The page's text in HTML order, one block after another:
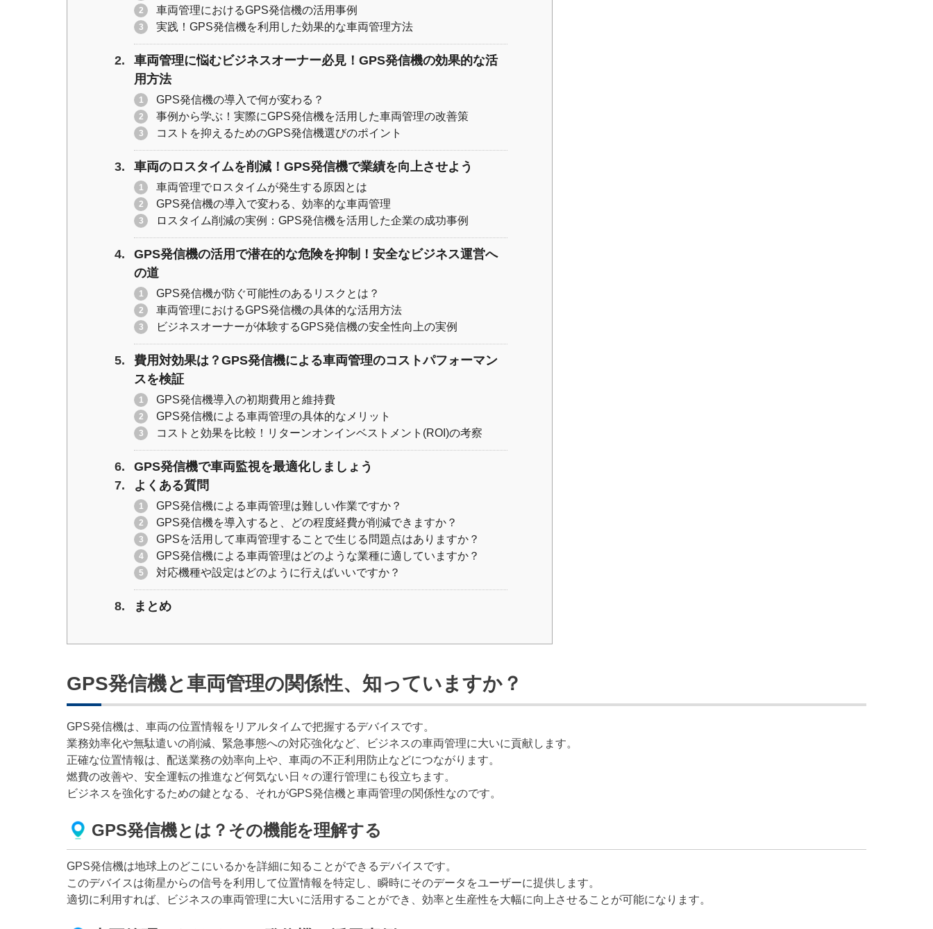
車両管理におけるGPS発信機の活用事例
実践！GPS発信機を利用した効果的な車両管理方法
車両管理に悩むビジネスオーナー必見！GPS発信機の効果的な活
用方法
GPS発信機の導入で何が変わる？
事例から学ぶ！実際にGPS発信機を活用した車両管理の改善策
コストを抑えるためのGPS発信機選びのポイント
車両のロスタイムを削減！GPS発信機で業績を向上させよう
車両管理でロスタイムが発生する原因とは
GPS発信機の導入で変わる、効率的な車両管理
ロスタイム削減の実例：GPS発信機を活用した企業の成功事例
GPS発信機の活用で潜在的な危険を抑制！安全なビジネス運営へ
の道
GPS発信機が防ぐ可能性のあるリスクとは？
車両管理におけるGPS発信機の具体的な活用方法
ビジネスオーナーが体験するGPS発信機の安全性向上の実例
費用対効果は？GPS発信機による車両管理のコストパフォーマン
スを検証
GPS発信機導入の初期費用と維持費
GPS発信機による車両管理の具体的なメリット
コストと効果を比較！リターンオンインベストメント(ROI)の考察
GPS発信機で車両監視を最適化しましょう
よくある質問
GPS発信機による車両管理は難しい作業ですか？
GPS発信機を導入すると、どの程度経費が削減できますか？
GPSを活用して車両管理することで生じる問題点はありますか？
GPS発信機による車両管理はどのような業種に適していますか？
対応機種や設定はどのように行えばいいですか？
まとめ
GPS発信機と車両管理の関係性、知っていますか？
GPS発信機は、車両の位置情報をリアルタイムで把握するデバイスです。
業務効率化や無駄遣いの削減、緊急事態への対応強化など、ビジネスの車両管理に大いに貢献します。
正確な位置情報は、配送業務の効率向上や、車両の不正利用防止などにつながります。
燃費の改善や、安全運転の推進など何気ない日々の運行管理にも役立ちます。
ビジネスを強化するための鍵となる、それがGPS発信機と車両管理の関係性なのです。
GPS発信機とは？その機能を理解する
GPS発信機は地球上のどこにいるかを詳細に知ることができるデバイスです。
このデバイスは衛星からの信号を利用して位置情報を特定し、瞬時にそのデータをユーザーに提供します。
適切に利用すれば、ビジネスの車両管理に大いに活用することができ、効率と生産性を大幅に向上させることが可能になります。